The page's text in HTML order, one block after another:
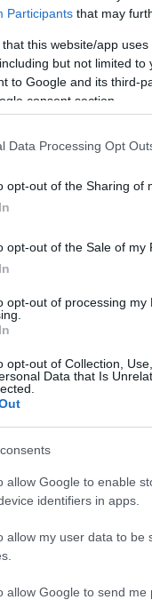
Participants that may
that this website/app
but not limited
to Google and its third-
consent section.
Data Processing Opt
opt-out of the Sharing of
opt-out of the Sale of my
opt-out of processing my
opt-out of Collection,
Data that Is
allow Google to enable
identifiers in apps.
allow my user data to be
allow Google to send me
2020-ban az
szexuális
készpénzzel
bűnözők kezére játszik
az
az ilyen
Államokban